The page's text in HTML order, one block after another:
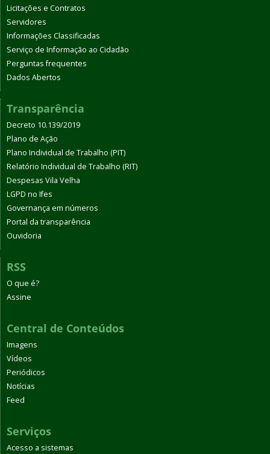
Licitações e Contratos
Servidores
Informações Classificadas
Serviço de Informação ao Cidadão
Perguntas frequentes
Dados Abertos
Transparência
Decreto 10.139/2019
Plano de Ação
Plano Individual de Trabalho (PIT)
Relatório Individual de Trabalho (RIT)
Despesas Vila Velha
LGPD no Ifes
Governança em números
Portal da transparência
Ouvidoria
RSS
O que é?
Assine
Central de Conteúdos
Imagens
Vídeos
Periódicos
Notícias
Feed
Serviços
Acesso a sistemas